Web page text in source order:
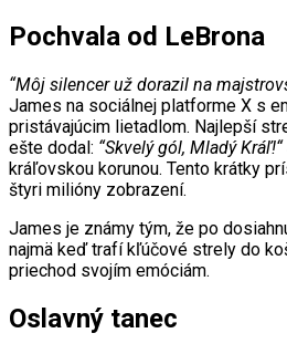
Pochvala od LeBrona
“Môj silencer už dorazil na
James na sociálnej platforme X s
pristávajúcim lietadlom. Najlepší
ešte dodal: “Skvelý gól, Mladý Kráľ!“
kráľovskou korunou. Tento krátky
štyri milióny zobrazení.
James je známy tým, že po
najmä keď trafí kľúčové strely do
priechod svojím emóciám.
Oslavný tanec